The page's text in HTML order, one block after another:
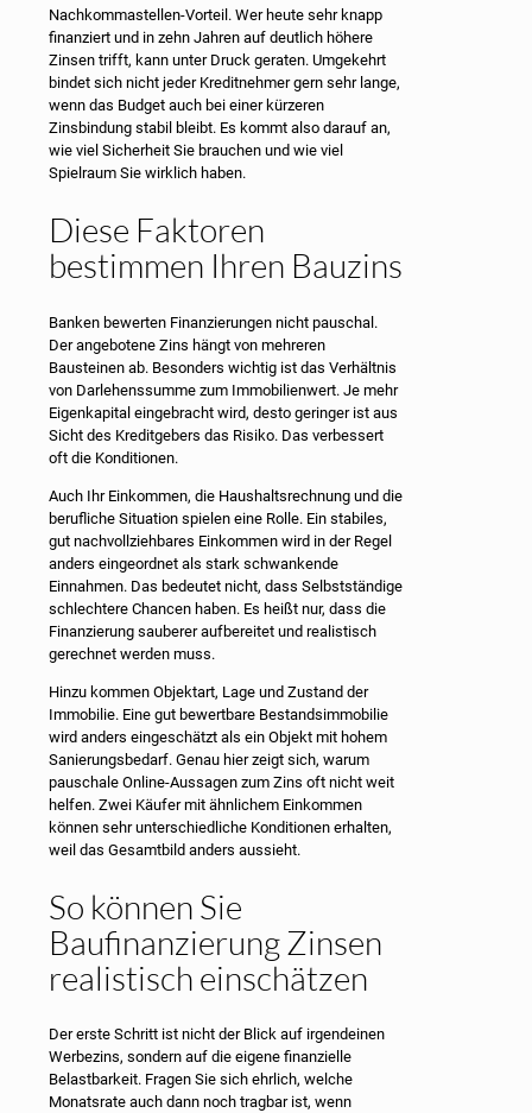
Nachkommastellen-Vorteil. Wer heute sehr knapp
finanziert und in zehn Jahren auf deutlich höhere
Zinsen trifft, kann unter Druck geraten. Umgekehrt
bindet sich nicht jeder Kreditnehmer gern sehr lange,
wenn das Budget auch bei einer kürzeren
Zinsbindung stabil bleibt. Es kommt also darauf an,
wie viel Sicherheit Sie brauchen und wie viel
Spielraum Sie wirklich haben.
Diese Faktoren
bestimmen Ihren Bauzins
Banken bewerten Finanzierungen nicht pauschal.
Der angebotene Zins hängt von mehreren
Bausteinen ab. Besonders wichtig ist das Verhältnis
von Darlehenssumme zum Immobilienwert. Je mehr
Eigenkapital eingebracht wird, desto geringer ist aus
Sicht des Kreditgebers das Risiko. Das verbessert
oft die Konditionen.
Auch Ihr Einkommen, die Haushaltsrechnung und die
berufliche Situation spielen eine Rolle. Ein stabiles,
gut nachvollziehbares Einkommen wird in der Regel
anders eingeordnet als stark schwankende
Einnahmen. Das bedeutet nicht, dass Selbstständige
schlechtere Chancen haben. Es heißt nur, dass die
Finanzierung sauberer aufbereitet und realistisch
gerechnet werden muss.
Hinzu kommen Objektart, Lage und Zustand der
Immobilie. Eine gut bewertbare Bestandsimmobilie
wird anders eingeschätzt als ein Objekt mit hohem
Sanierungsbedarf. Genau hier zeigt sich, warum
pauschale Online-Aussagen zum Zins oft nicht weit
helfen. Zwei Käufer mit ähnlichem Einkommen
können sehr unterschiedliche Konditionen erhalten,
weil das Gesamtbild anders aussieht.
So können Sie
Baufinanzierung Zinsen
realistisch einschätzen
Der erste Schritt ist nicht der Blick auf irgendeinen
Werbezins, sondern auf die eigene finanzielle
Belastbarkeit. Fragen Sie sich ehrlich, welche
Monatsrate auch dann noch tragbar ist, wenn